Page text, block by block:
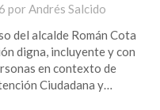
por Andrés Salcido
del alcalde Román Cota
digna, incluyente y con
en contexto de
Ciudadana y…